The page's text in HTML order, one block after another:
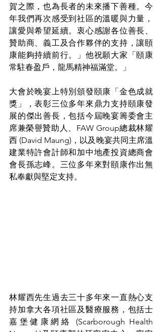
賀之際，也為長者的未來播下善種。今
年我們再次感受到社區的溫暖與力量，
讓愛與希望延續。衷心感謝各位善長、
贊助商、義工及合作夥伴的支持，讓頤
康能夠持續前行。」他祝願大家「頤康
常駐春盈戶，龍馬精神福滿堂。」
大會於晚宴上特別頒發頤康「金色成就
獎」，表彰三位多年來鼎力支持頤康發
展的傑出善長，包括今屆晚宴籌委會主
席兼榮譽贊助人、FAW Group總裁林耀
西 (David Maung)，以及晚宴共同主席溫
建業特許會計師和加中地產投資總商會
會長孫志峰。三位多年來對頤康作出無
私奉獻與堅定支持。
林耀西先生過去三十多年來一直熱心支
持加拿大各項社區及醫療服務，包括士
嘉堡健康網絡 (Scarborough Health